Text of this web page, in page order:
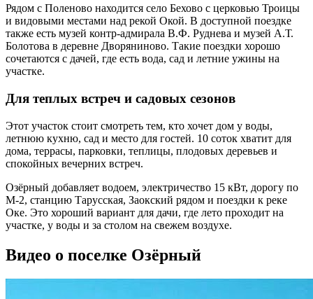
Рядом с Поленово находится село Бехово с церковью Троицы
и видовыми местами над рекой Окой. В доступной поездке
также есть музей контр-адмирала В.Ф. Руднева и музей А.Т.
Болотова в деревне Дворяниново. Такие поездки хорошо
сочетаются с дачей, где есть вода, сад и летние ужины на
участке.
Для теплых встреч и садовых сезонов
Этот участок стоит смотреть тем, кто хочет дом у воды,
летнюю кухню, сад и место для гостей. 10 соток хватит для
дома, террасы, парковки, теплицы, плодовых деревьев и
спокойных вечерних встреч.
Озёрный добавляет водоем, электричество 15 кВт, дорогу по
М-2, станцию Тарусская, Заокский рядом и поездки к реке
Оке. Это хороший вариант для дачи, где лето проходит на
участке, у воды и за столом на свежем воздухе.
Видео о поселке Озёрный